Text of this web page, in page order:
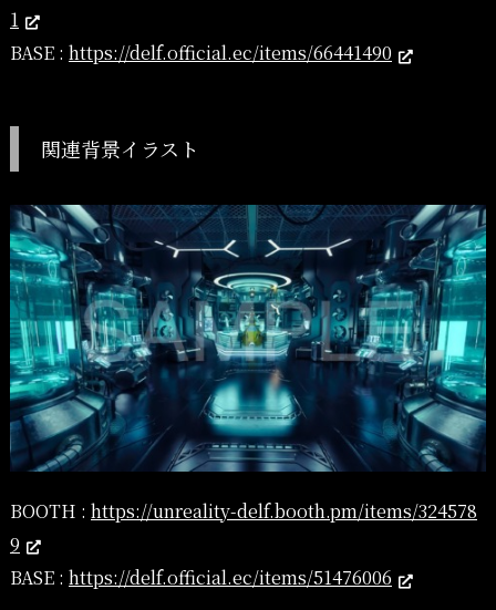
1
BASE : https://delf.official.ec/items/66441490
関連背景イラスト
BOOTH : https://unreality-delf.booth.pm/items/324578
9
BASE : https://delf.official.ec/items/51476006